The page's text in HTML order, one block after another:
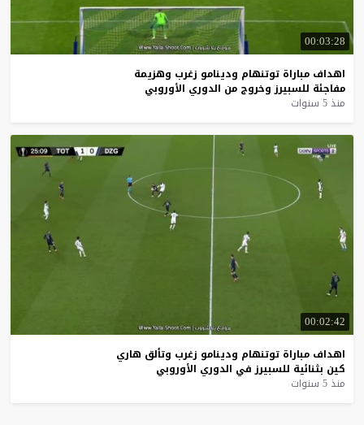
00:03:28
اهداف مباراة توتنهام ودينامو زغرب وهزيمة
مفاجئة للسبيرز وخروج من الدوري الأوروبي
منذ 5 سنوات
00:02:42
اهداف مباراة توتنهام ودينامو زغرب وتألق هاري
كين بثنائية للسبيرز في الدوري الأوروبي
منذ 5 سنوات